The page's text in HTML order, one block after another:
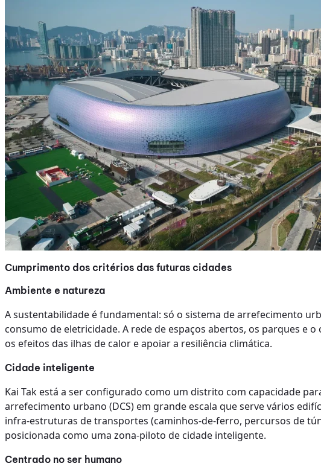
Cumprimento dos critérios das futuras cidades
Ambiente e natureza
A sustentabilidade é fundamental: só o sistema de arrefecimento
consumo de eletricidade. A rede de espaços abertos, os parques
os efeitos das ilhas de calor e apoiar a resiliência climática.
Cidade inteligente
Kai Tak está a ser configurado como um distrito com capacidade
arrefecimento urbano (DCS) em grande escala que serve vários
infra-estruturas de transportes (caminhos-de-ferro, percursos de
posicionada como uma zona-piloto de cidade inteligente.
Centrado no ser humano